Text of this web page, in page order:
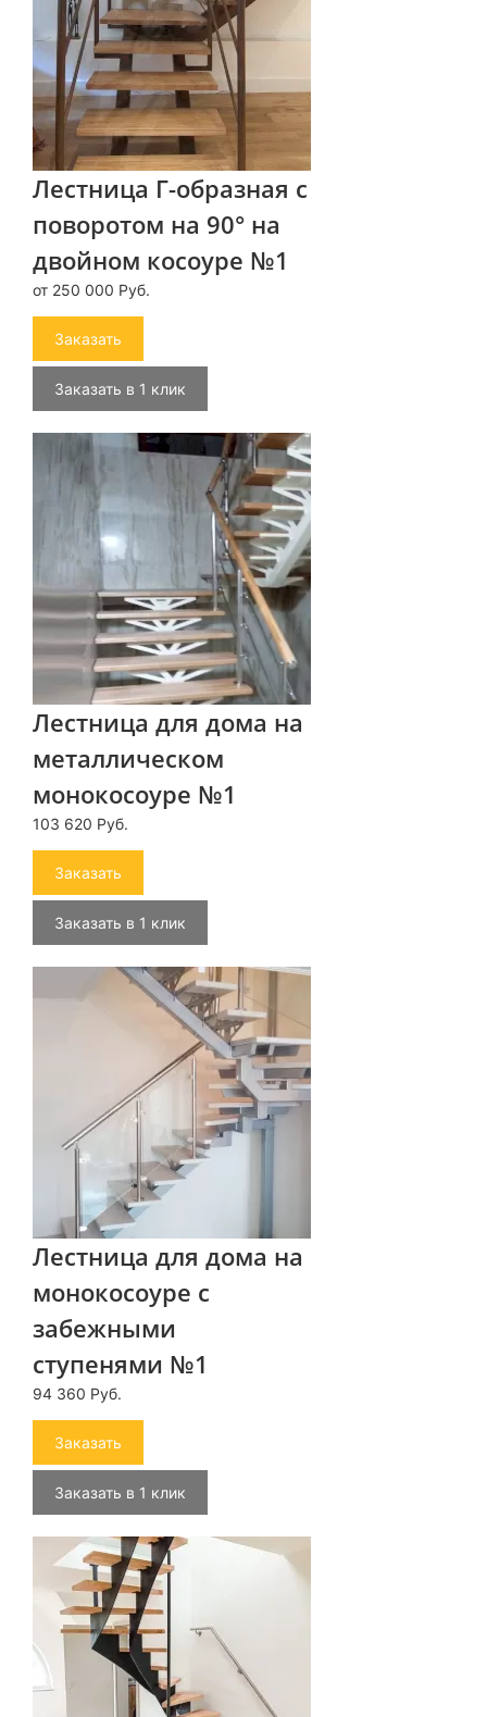
Лестница Г-образная с
поворотом на 90° на
двойном косоуре №1
от 250 000 Руб.
Заказать
Заказать в 1 клик
Лестница для дома на
металлическом
монокосоуре №1
103 620 Руб.
Заказать
Заказать в 1 клик
Лестница для дома на
монокосоуре с
забежными
ступенями №1
94 360 Руб.
Заказать
Заказать в 1 клик